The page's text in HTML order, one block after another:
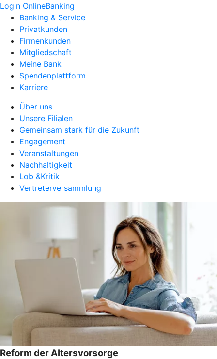
Login OnlineBanking
Banking & Service
Privatkunden
Firmenkunden
Mitgliedschaft
Meine Bank
Spendenplattform
Karriere
Über uns
Unsere Filialen
Gemeinsam stark für die Zukunft
Engagement
Veranstaltungen
Nachhaltigkeit
Lob &Kritik
Vertreterversammlung
Reform der Altersvorsorge